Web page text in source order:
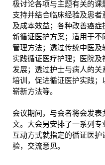
极讨论各项与主题有关的
支持并结合临床经验及患
及成本效益；各种改善癌症
新循证医护方案；适用于
管理方法；透过传统中医及
实践循证医疗护理；医院
发展；透过护士与病人的
培训，促进循证医护实践
崭新方法等。
会议期间，与会者将会发
文。大会另安排了一系列
互动方式就指定的循证医
验，交流意见。